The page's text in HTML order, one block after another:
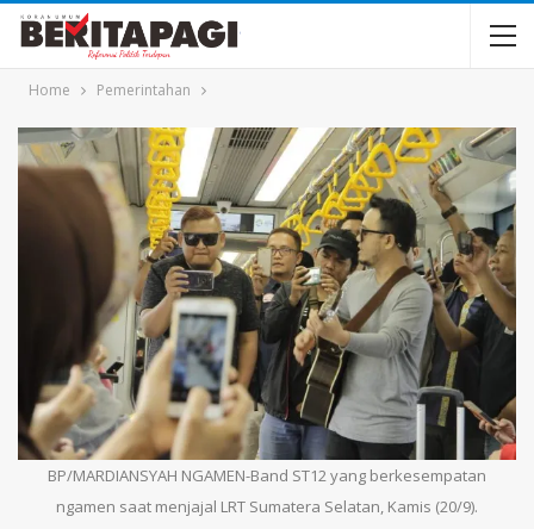
Home Pemerintahan
BP/MARDIANSYAH NGAMEN-Band ST12 yang berkesempatan
ngamen saat menjajal LRT Sumatera Selatan, Kamis (20/9).